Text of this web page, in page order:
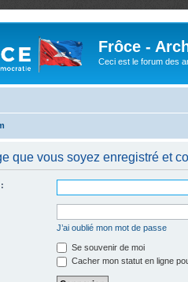
Frôce -
Ceci est le forum des
que vous soyez enregistré et
J’ai oublié mon mot de passe
Se souvenir de moi
Cacher mon statut en ligne